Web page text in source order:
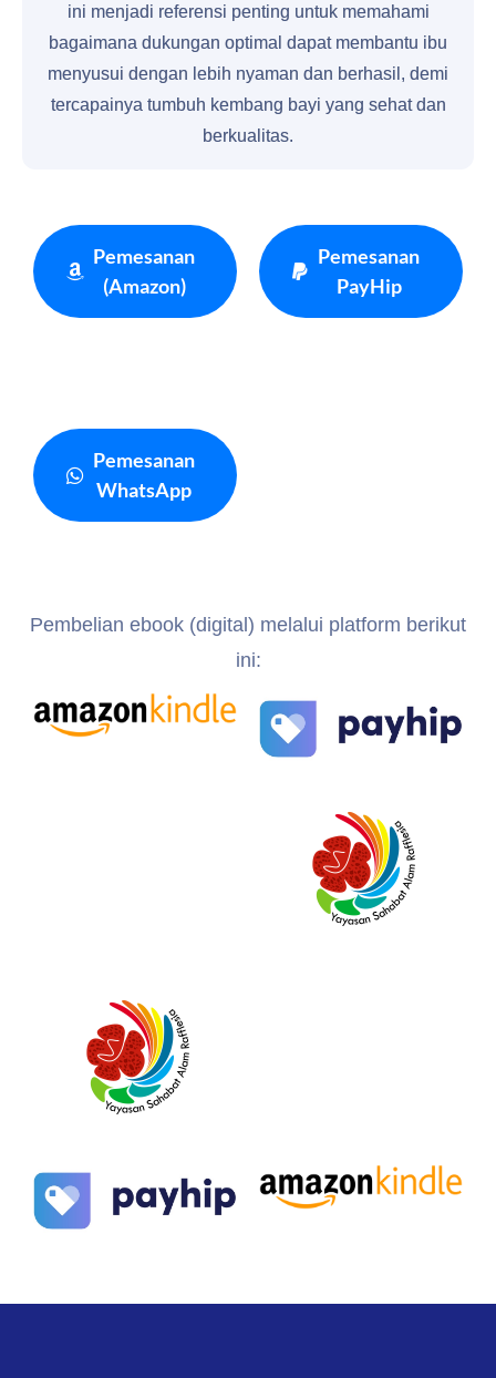
ini menjadi referensi penting untuk memahami
bagaimana dukungan optimal dapat membantu ibu
menyusui dengan lebih nyaman dan berhasil, demi
tercapainya tumbuh kembang bayi yang sehat dan
berkualitas.
Pemesanan
(Amazon)
Pemesanan
PayHip
Pemesanan
WhatsApp
Pembelian ebook (digital) melalui platform berikut
ini: